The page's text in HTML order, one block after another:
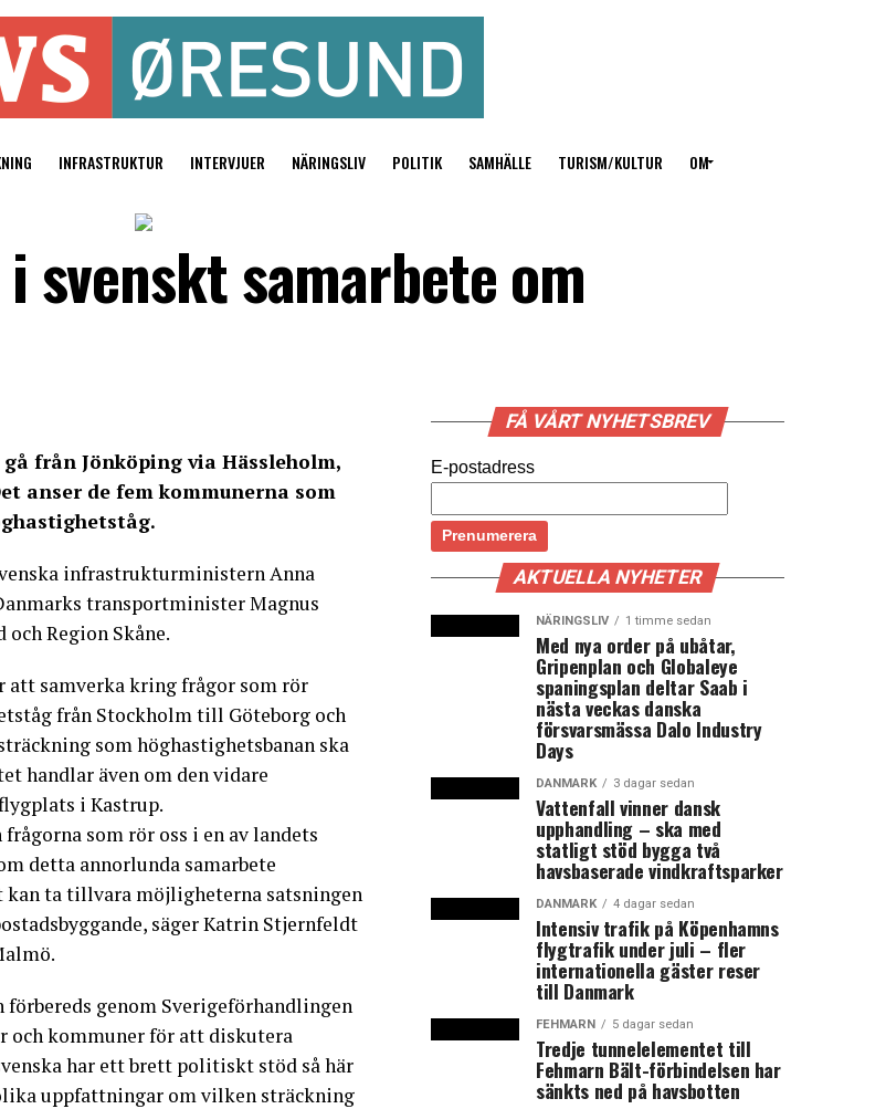
INFRASTRUKTUR INTERVJUER NÄRINGSLIV POLITIK SAMHÄLLE TURISM/KULTUR OM
svenskt samarbete om
från Jönköping via Hässleholm,
anser de fem kommunerna som
infrastrukturministern Anna
transportminister Magnus
Region Skåne.
att samverka kring frågor som rör
från Stockholm till Göteborg och
som höghastighetsbanan ska
handlar även om den vidare
i Kastrup.
som rör oss i en av landets
detta annorlunda samarbete
ta tillvara möjligheterna satsningen
säger Katrin Stjernfeldt
förbereds genom Sverigeförhandlingen
och kommuner för att diskutera
har ett brett politiskt stöd så här
uppfattningar om vilken sträckning
FÅ VÅRT NYHETSBREV
E-postadress
AKTUELLA NYHETER
NÄRINGSLIV 1 timme sedan
Med nya order på ubåtar,
Gripenplan och Globaleye
spaningsplan deltar Saab i
nästa veckas danska
försvarsmässa Dalo Industry
Days
DANMARK 3 dagar sedan
Vattenfall vinner dansk
upphandling – ska med
statligt stöd bygga två
havsbaserade vindkraftsparker
DANMARK 4 dagar sedan
Intensiv trafik på Köpenhamns
flygtrafik under juli – fler
internationella gäster reser
till Danmark
FEHMARN 5 dagar sedan
Tredje tunnelelementet till
Fehmarn Bält-förbindelsen har
sänkts ned på havsbotten